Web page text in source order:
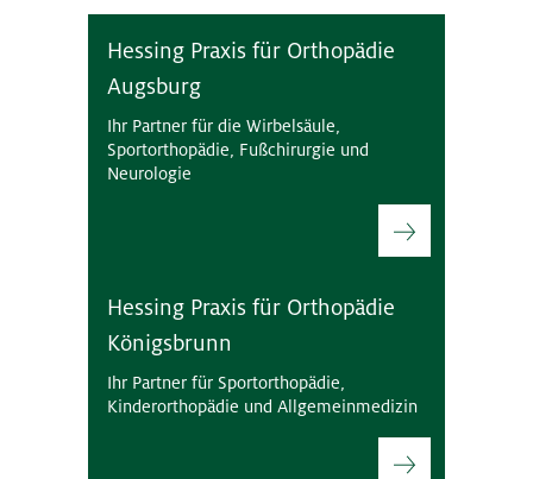
Hessing Praxis für Orthopädie
Augsburg
Ihr Partner für die Wirbelsäule,
Sportorthopädie, Fußchirurgie und
Neurologie
Hessing Praxis für Orthopädie
Königsbrunn
Ihr Partner für Sportorthopädie,
Kinderorthopädie und Allgemeinmedizin